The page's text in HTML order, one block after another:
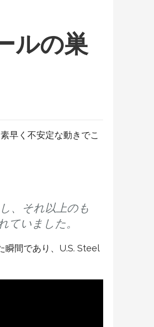
ルの巣
早く不安定な動きでこ
、それ以上のも
ていました。
瞬間であり、U.S. Steel